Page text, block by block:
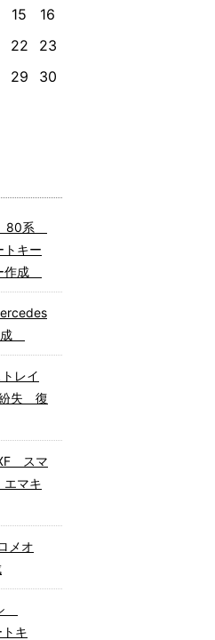
15
16
22
23
29
30
80系
キー
作成
成
レイ
失 復
スマ
マキ
メオ
キ